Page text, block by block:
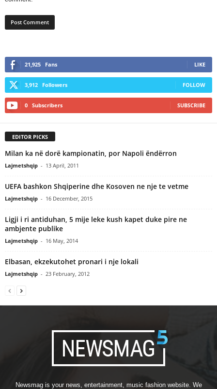
21,925 Fans LIKE
3,912 Followers FOLLOW
0 Subscribers SUBSCRIBE
EDITOR PICKS
Milan ka në dorë kampionatin, por Napoli ëndërron
Lajmetshqip - 13 April, 2011
UEFA bashkon Shqiperine dhe Kosoven ne nje te vetme
Lajmetshqip - 16 December, 2015
Ligji i ri antiduhan, 5 mije leke kush kapet duke pire ne
ambjente publike
Lajmetshqip - 16 May, 2014
Elbasan, ekzekutohet pronari i nje lokali
Lajmetshqip - 23 February, 2012
Newsmag is your news, entertainment, music fashion website. We